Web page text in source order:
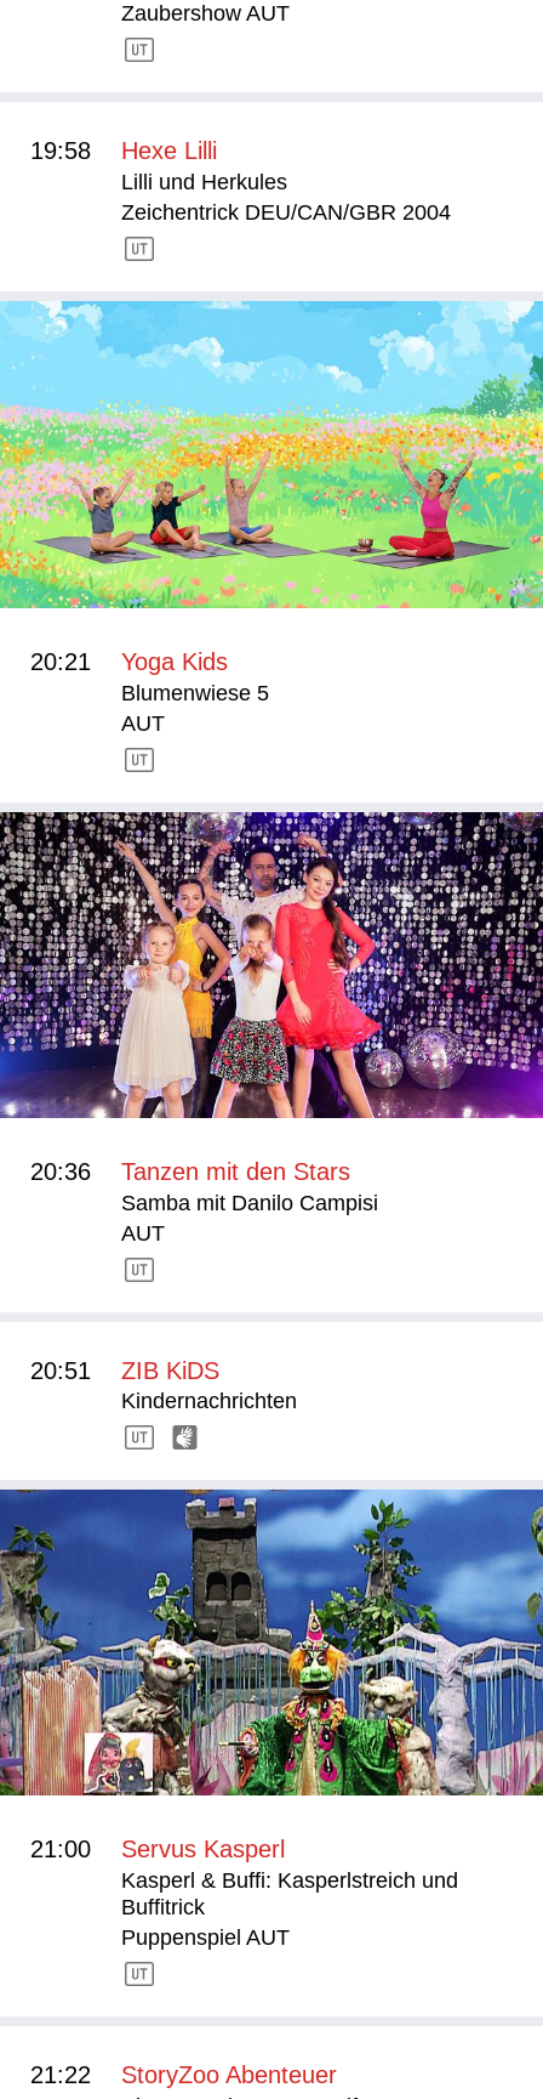
Zaubershow AUT
19:58 Hexe Lilli
Lilli und Herkules
Zeichentrick DEU/CAN/GBR 2004
20:21 Yoga Kids
Blumenwiese 5
AUT
20:36 Tanzen mit den Stars
Samba mit Danilo Campisi
AUT
20:51 ZIB KiDS
Kindernachrichten
21:00 Servus Kasperl
Kasperl & Buffi: Kasperlstreich und
Buffitrick
Puppenspiel AUT
21:22 StoryZoo Abenteuer